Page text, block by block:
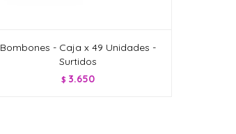
Bombones - Caja x 49 Unidades -
Surtidos
$ 3.650